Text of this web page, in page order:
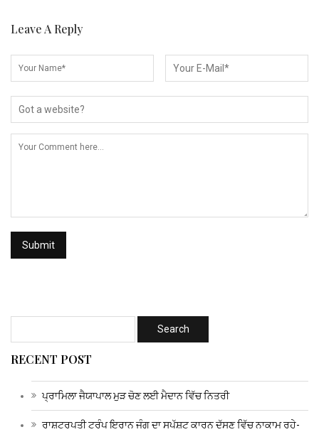
Leave A Reply
RECENT POST
ਪ੍ਰਾਮਿਲਾ ਜੈਯਾਪਾਲ ਮੁੜ ਚੋਣ ਲਈ ਮੈਦਾਨ ਵਿੱਚ ਨਿਤਰੀ
ਰਾਸ਼ਟਰਪਤੀ ਟਰੰਪ ਇਰਾਨ ਜੰਗ ਦਾ ਸਪੱਸ਼ਟ ਕਾਰਨ ਦੱਸਣ ਵਿੱਚ ਨਾਕਾਮ ਰਹੇ-